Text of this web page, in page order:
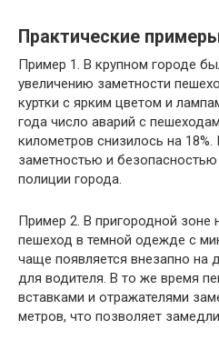
Практические
Пример 1. В крупном городе
увеличению заметности
куртки с ярким цветом и
года число аварий с
километров снизилось на
заметностью и
полиции города.
Пример 2. В пригородной зоне
пешеход в темной одежде с
чаще появляется внезапно на
для водителя. В то же время
вставками и отражателями
метров, что позволяет